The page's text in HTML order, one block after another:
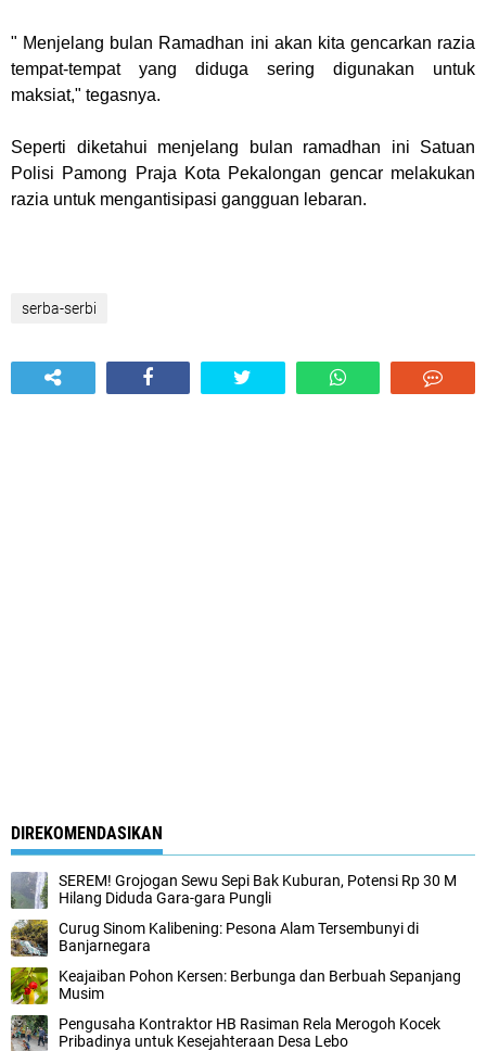
" Menjelang bulan Ramadhan ini akan kita gencarkan razia
tempat-tempat yang diduga sering digunakan untuk
maksiat," tegasnya.
Seperti diketahui menjelang bulan ramadhan ini Satuan
Polisi Pamong Praja Kota Pekalongan gencar melakukan
razia untuk mengantisipasi gangguan lebaran.
serba-serbi
DIREKOMENDASIKAN
SEREM! Grojogan Sewu Sepi Bak Kuburan, Potensi Rp 30 M
Hilang Diduda Gara-gara Pungli
Curug Sinom Kalibening: Pesona Alam Tersembunyi di
Banjarnegara
Keajaiban Pohon Kersen: Berbunga dan Berbuah Sepanjang
Musim
Pengusaha Kontraktor HB Rasiman Rela Merogoh Kocek
Pribadinya untuk Kesejahteraan Desa Lebo